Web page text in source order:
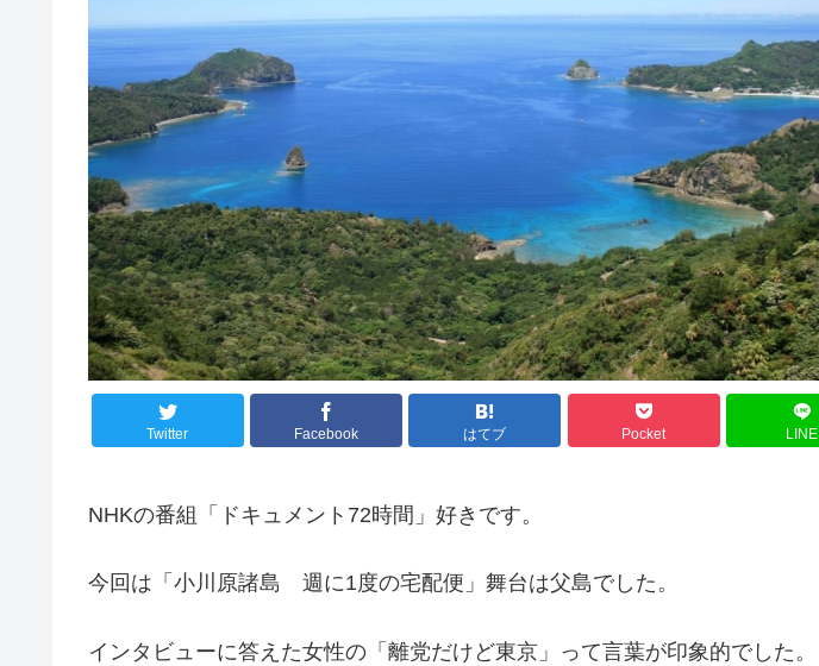
Twitter Facebook はてブ Pocket LINE
NHKの番組「ドキュメント72時間」好きです。
今回は「小川原諸島 週に1度の宅配便」舞台は父島でした。
インタビューに答えた女性の「離党だけど東京」って言葉が印象的でした。